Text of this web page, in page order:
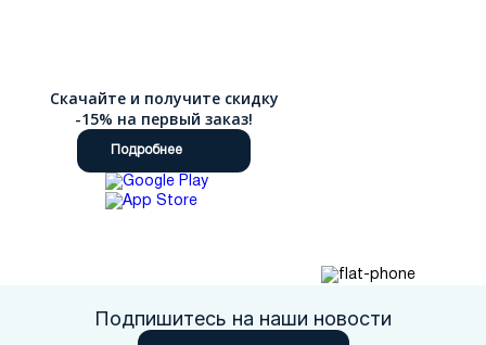
Скачайте и получите скидку
-15% на первый заказ!
Подробнее
Подпишитесь на наши новости